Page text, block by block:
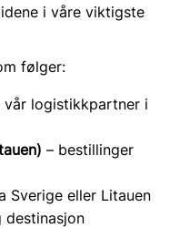
i våre viktigste
følger:
logistikkpartner i
– bestillinger
Sverige eller Litauen
destinasjon